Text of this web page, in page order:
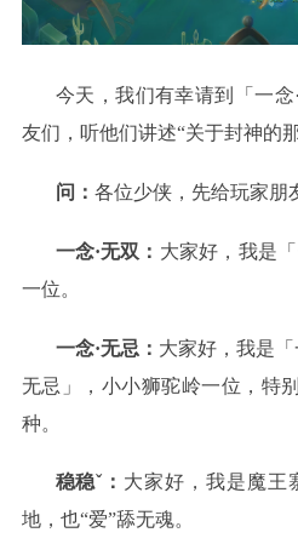
今天，我们有幸请到「一
友们，听他们讲述“关于封神的那
问： 各位少侠，先给玩家朋
一念·无双： 大家好，我是
一位。
一念·无忌： 大家好，我是「
无忌」，小小狮驼岭一位，特
种。
稳稳ˇ： 大家好，我是魔王
地，也“爱”舔无魂。